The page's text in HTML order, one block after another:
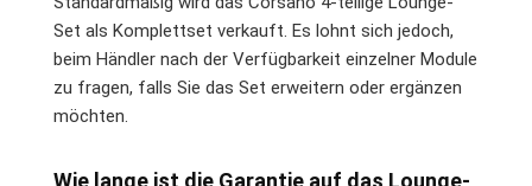
Set als Komplettset verkauft. Es lohnt sich jedoch,
beim Händler nach der Verfügbarkeit einzelner Module
zu fragen, falls Sie das Set erweitern oder ergänzen
möchten.
Wie lange ist die Garantie auf das Lounge-